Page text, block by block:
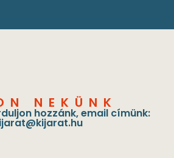
NEKÜNK
hozzánk, email címünk: